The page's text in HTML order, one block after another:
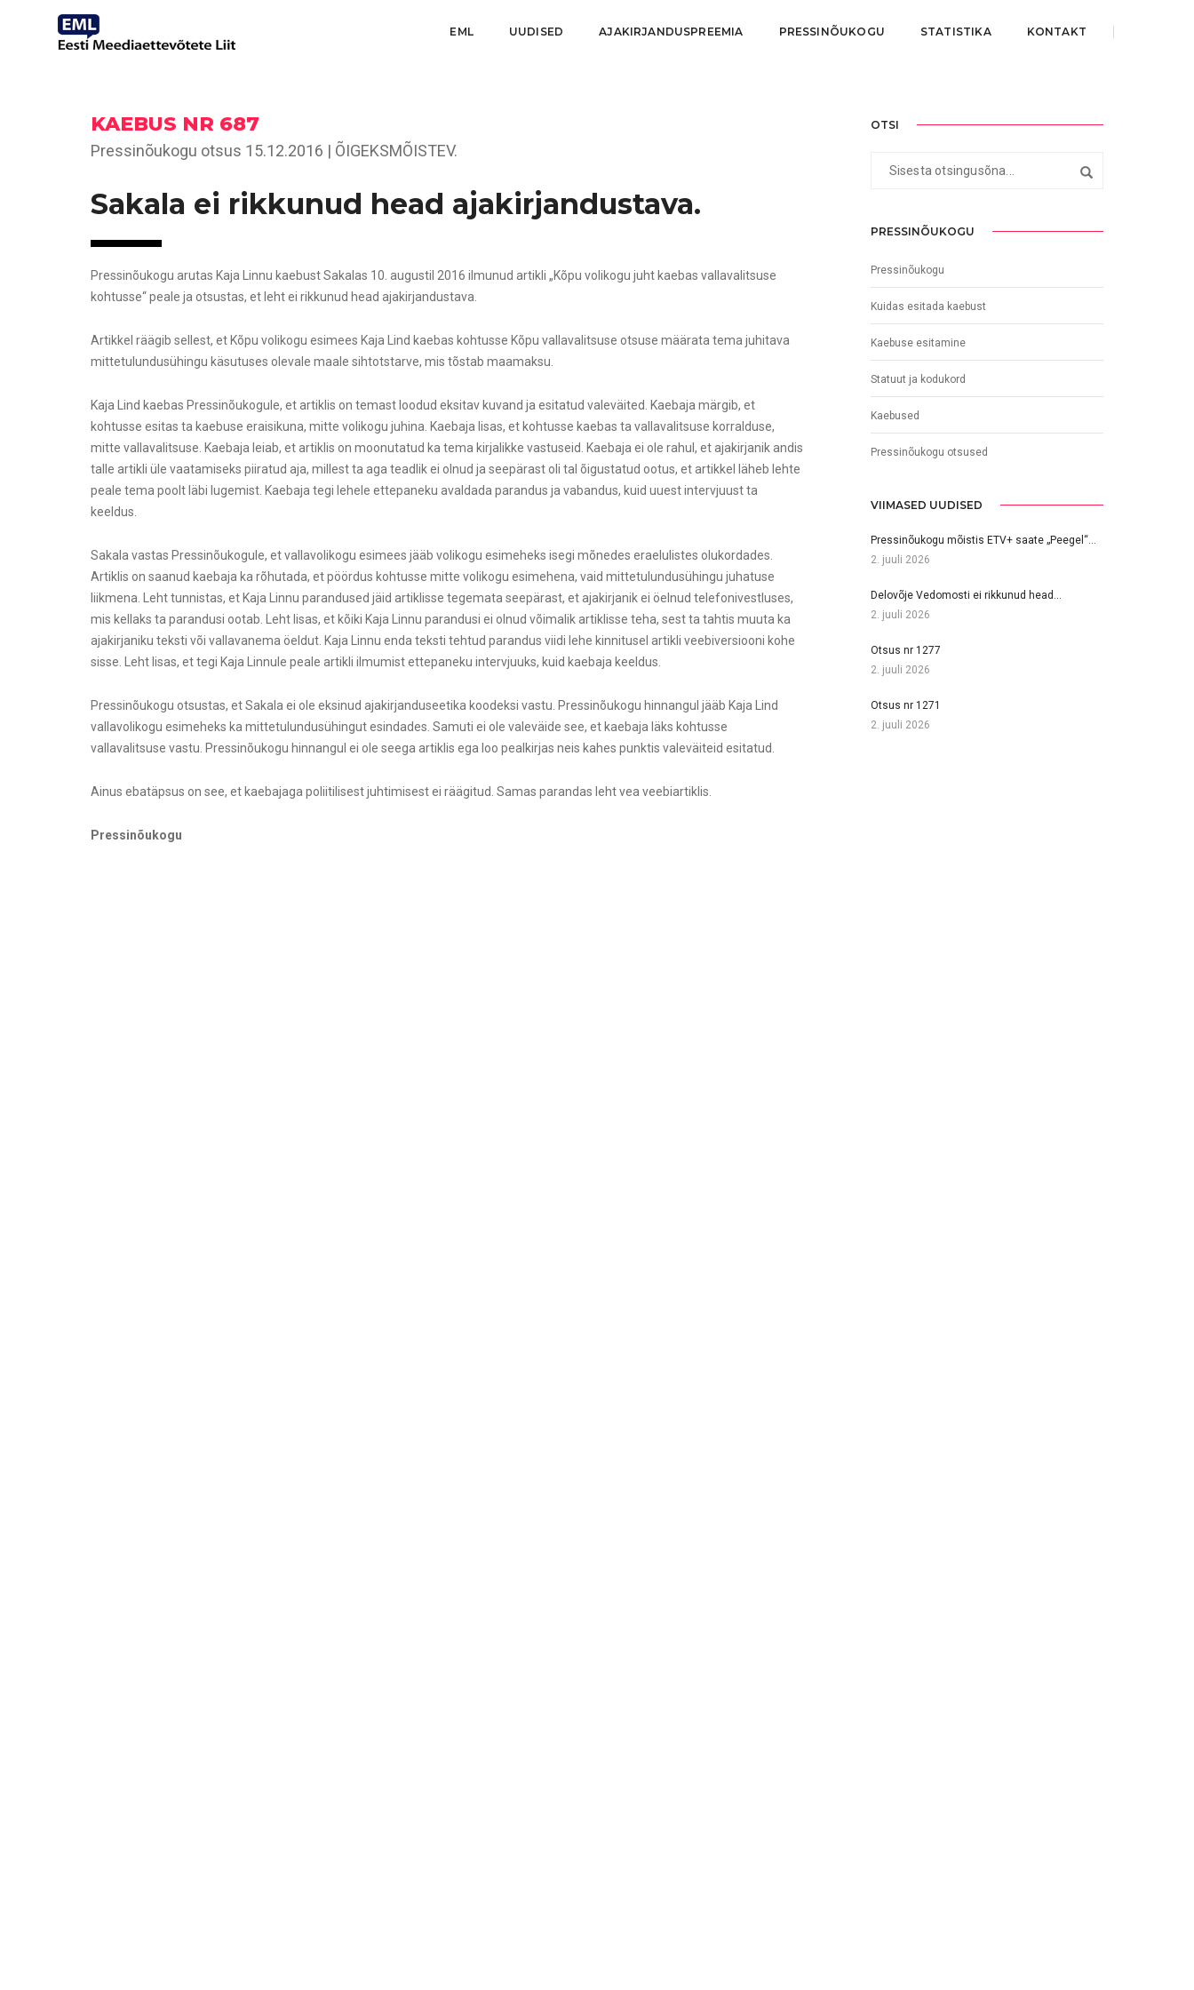
EML UUDISED AJAKIRJANDUSPREEMIA PRESSINÕUKOGU STATISTIKA KONTAKT
KAEBUS NR 687
Pressinõukogu otsus 15.12.2016 | ÕIGEKSMÕISTEV.
Sakala ei rikkunud head ajakirjandustava.
Pressinõukogu arutas Kaja Linnu kaebust Sakalas 10. augustil 2016 ilmunud artikli „Kõpu volikogu juht kaebas vallavalitsuse
kohtusse“ peale ja otsustas, et leht ei rikkunud head ajakirjandustava.
Artikkel räägib sellest, et Kõpu volikogu esimees Kaja Lind kaebas kohtusse Kõpu vallavalitsuse otsuse määrata tema juhitava
mittetulundusühingu käsutuses olevale maale sihtotstarve, mis tõstab maamaksu.
Kaja Lind kaebas Pressinõukogule, et artiklis on temast loodud eksitav kuvand ja esitatud valeväited. Kaebaja märgib, et
kohtusse esitas ta kaebuse eraisikuna, mitte volikogu juhina. Kaebaja lisas, et kohtusse kaebas ta vallavalitsuse korralduse,
mitte vallavalitsuse. Kaebaja leiab, et artiklis on moonutatud ka tema kirjalikke vastuseid. Kaebaja ei ole rahul, et ajakirjanik andis
talle artikli üle vaatamiseks piiratud aja, millest ta aga teadlik ei olnud ja seepärast oli tal õigustatud ootus, et artikkel läheb lehte
peale tema poolt läbi lugemist. Kaebaja tegi lehele ettepaneku avaldada parandus ja vabandus, kuid uuest intervjuust ta
keeldus.
Sakala vastas Pressinõukogule, et vallavolikogu esimees jääb volikogu esimeheks isegi mõnedes eraelulistes olukordades.
Artiklis on saanud kaebaja ka rõhutada, et pöördus kohtusse mitte volikogu esimehena, vaid mittetulundusühingu juhatuse
liikmena. Leht tunnistas, et Kaja Linnu parandused jäid artiklisse tegemata seepärast, et ajakirjanik ei öelnud telefonivestluses,
mis kellaks ta parandusi ootab. Leht lisas, et kõiki Kaja Linnu parandusi ei olnud võimalik artiklisse teha, sest ta tahtis muuta ka
ajakirjaniku teksti või vallavanema öeldut. Kaja Linnu enda teksti tehtud parandus viidi lehe kinnitusel artikli veebiversiooni kohe
sisse. Leht lisas, et tegi Kaja Linnule peale artikli ilmumist ettepaneku intervjuuks, kuid kaebaja keeldus.
Pressinõukogu otsustas, et Sakala ei ole eksinud ajakirjanduseetika koodeksi vastu. Pressinõukogu hinnangul jääb Kaja Lind
vallavolikogu esimeheks ka mittetulundusühingut esindades. Samuti ei ole valeväide see, et kaebaja läks kohtusse
vallavalitsuse vastu. Pressinõukogu hinnangul ei ole seega artiklis ega loo pealkirjas neis kahes punktis valeväiteid esitatud.
Ainus ebatäpsus on see, et kaebajaga poliitilisest juhtimisest ei räägitud. Samas parandas leht vea veebiartiklis.
Pressinõukogu
OTSI
PRESSINÕUKOGU
Pressinõukogu
Kuidas esitada kaebust
Kaebuse esitamine
Statuut ja kodukord
Kaebused
Pressinõukogu otsused
VIIMASED UUDISED
Pressinõukogu mõistis ETV+ saate „Peegel“…
2. juuli 2026
Delovõje Vedomosti ei rikkunud head…
2. juuli 2026
Otsus nr 1277
2. juuli 2026
Otsus nr 1271
2. juuli 2026